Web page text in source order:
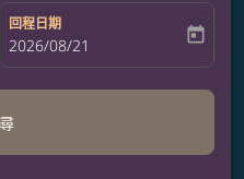
label
回程日期
fc-booking-return-date-aria-label
2026/08/21 today